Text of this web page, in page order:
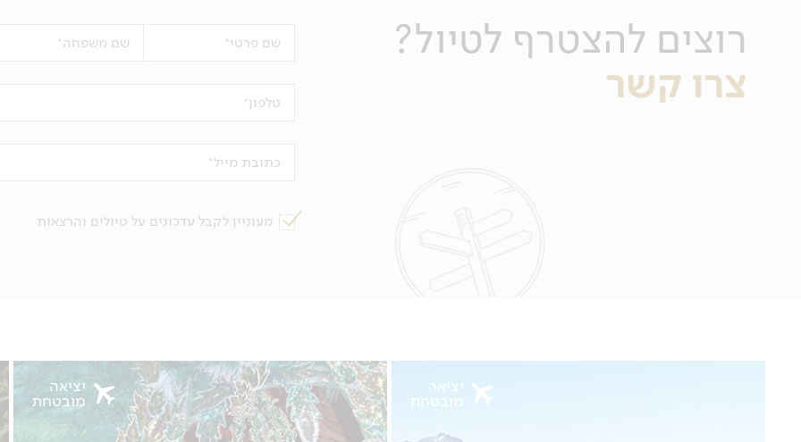
רוצים להצטרף לטיול?
צרו קשר
שם פרטי שם משפחה
טלפון
כתובת מייל
מעוניין לקבל עדכונים על טיולים והרצאות
יציאה
מובטחת
יציאה
מובטחת